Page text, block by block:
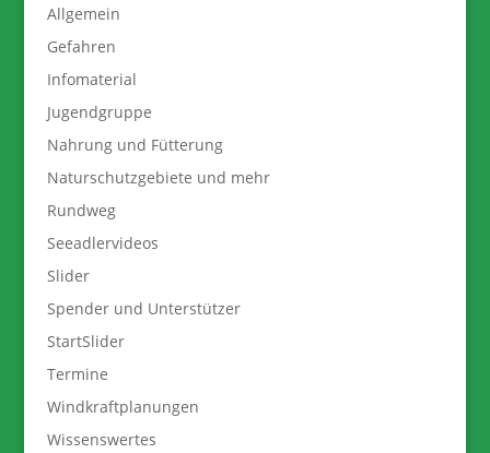
Allgemein
Gefahren
Infomaterial
Jugendgruppe
Nahrung und Fütterung
Naturschutzgebiete und mehr
Rundweg
Seeadlervideos
Slider
Spender und Unterstützer
StartSlider
Termine
Windkraftplanungen
Wissenswertes